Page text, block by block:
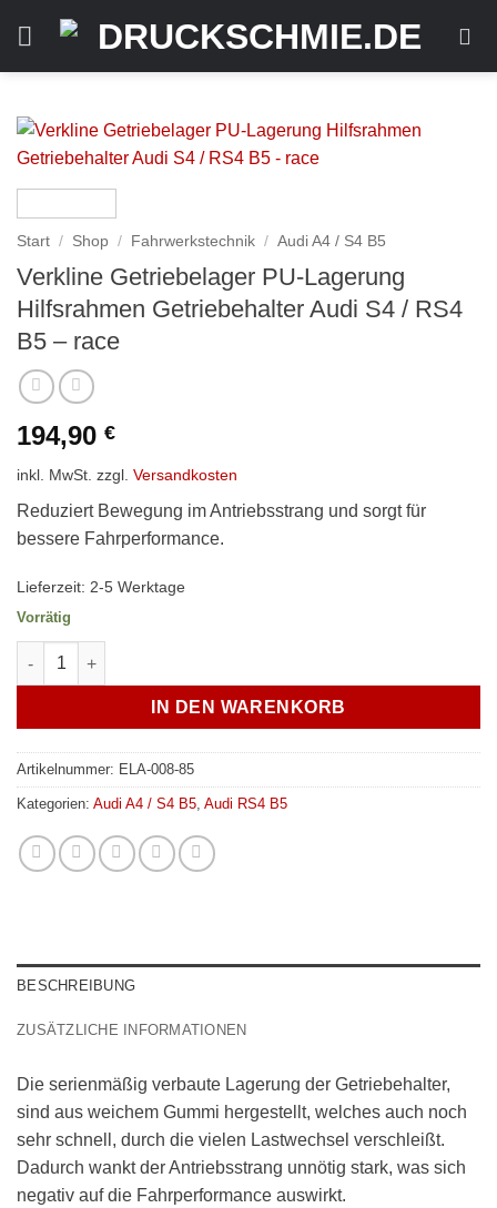
Inhalt
springen
Start / Shop / Fahrwerkstechnik / Audi A4 / S4 B5
Verkline Getriebelager PU-Lagerung
Hilfsrahmen Getriebehalter Audi S4 / RS4
B5 – race
194,90 €
inkl. MwSt. zzgl. Versandkosten
Reduziert Bewegung im Antriebsstrang und sorgt für
bessere Fahrperformance.
Lieferzeit: 2-5 Werktage
Vorrätig
Verkline Getriebelager PU-Lagerung Hilfsrahmen
IN DEN WARENKORB
Artikelnummer: ELA-008-85
Kategorien: Audi A4 / S4 B5, Audi RS4 B5
BESCHREIBUNG
ZUSÄTZLICHE INFORMATIONEN
Die serienmäßig verbaute Lagerung der Getriebehalter,
sind aus weichem Gummi hergestellt, welches auch noch
sehr schnell, durch die vielen Lastwechsel verschleißt.
Dadurch wankt der Antriebsstrang unnötig stark, was sich
negativ auf die Fahrperformance auswirkt.